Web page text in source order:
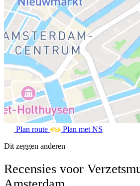
Plan route
Plan met NS
Dit zeggen anderen
Recensies voor